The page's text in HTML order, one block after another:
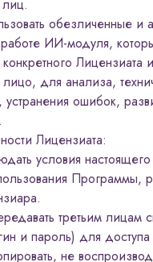
лиц.
обезличенные и
ИИ-модуля,
Лицензиата
для анализа,
ошибок,
Лицензиата:
условия
Программы,
третьим лицам
и пароль) для
не